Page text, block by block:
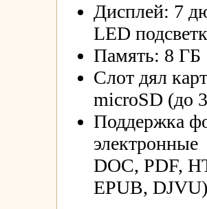
Дисплей: 7
LED
Память: 8 ГБ
Слот дял
microSD (до
Поддержка
DOC, PDF,
EPUB,